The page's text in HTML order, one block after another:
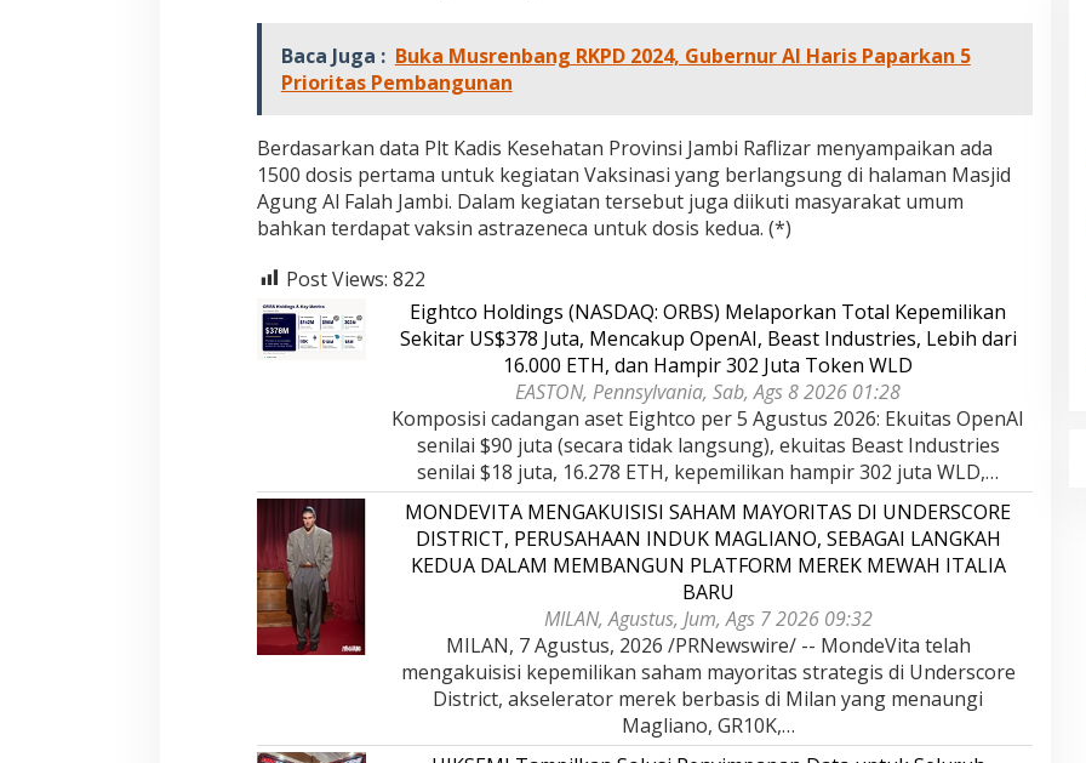
Baca Juga : Buka Musrenbang RKPD 2024, Gubernur Al Haris Paparkan 5
Prioritas Pembangunan
Berdasarkan data Plt Kadis Kesehatan Provinsi Jambi Raflizar menyampaikan ada
1500 dosis pertama untuk kegiatan Vaksinasi yang berlangsung di halaman Masjid
Agung Al Falah Jambi. Dalam kegiatan tersebut juga diikuti masyarakat umum
bahkan terdapat vaksin astrazeneca untuk dosis kedua. (*)
Post Views: 822
Eightco Holdings (NASDAQ: ORBS) Melaporkan Total Kepemilikan
Sekitar US$378 Juta, Mencakup OpenAI, Beast Industries, Lebih dari
16.000 ETH, dan Hampir 302 Juta Token WLD
EASTON, Pennsylvania, Sab, Ags 8 2026 01:28
Komposisi cadangan aset Eightco per 5 Agustus 2026: Ekuitas OpenAI
senilai $90 juta (secara tidak langsung), ekuitas Beast Industries
senilai $18 juta, 16.278 ETH, kepemilikan hampir 302 juta WLD,…
MONDEVITA MENGAKUISISI SAHAM MAYORITAS DI UNDERSCORE
DISTRICT, PERUSAHAAN INDUK MAGLIANO, SEBAGAI LANGKAH
KEDUA DALAM MEMBANGUN PLATFORM MEREK MEWAH ITALIA
BARU
MILAN, Agustus, Jum, Ags 7 2026 09:32
MILAN, 7 Agustus, 2026 /PRNewswire/ -- MondeVita telah
mengakuisisi kepemilikan saham mayoritas strategis di Underscore
District, akselerator merek berbasis di Milan yang menaungi
Magliano, GR10K,…